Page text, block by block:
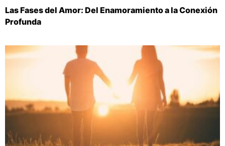
Las Fases del Amor: Del Enamoramiento a la Conexión
Profunda